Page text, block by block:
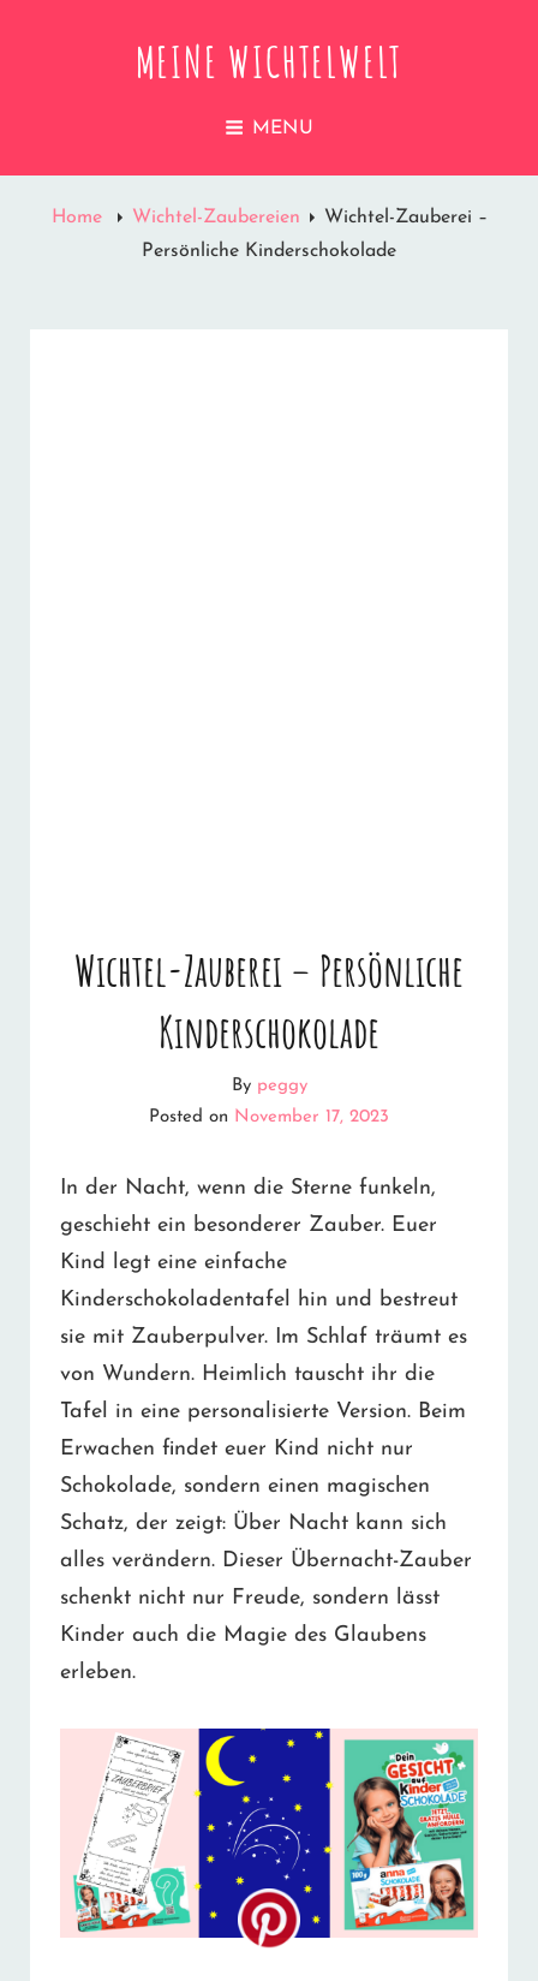
MEINE WICHTELWELT
MENU
Home Wichtel-Zaubereien
Wichtel-Zauberei –
Persönliche Kinderschokolade
Wichtel-Zauberei – Persönliche
Kinderschokolade
By peggy
Posted on November 17, 2023
In der Nacht, wenn die Sterne funkeln,
geschieht ein besonderer Zauber. Euer
Kind legt eine einfache
Kinderschokoladentafel hin und bestreut
sie mit Zauberpulver. Im Schlaf träumt es
von Wundern. Heimlich tauscht ihr die
Tafel in eine personalisierte Version. Beim
Erwachen findet euer Kind nicht nur
Schokolade, sondern einen magischen
Schatz, der zeigt: Über Nacht kann sich
alles verändern. Dieser Übernacht-Zauber
schenkt nicht nur Freude, sondern lässt
Kinder auch die Magie des Glaubens
erleben.